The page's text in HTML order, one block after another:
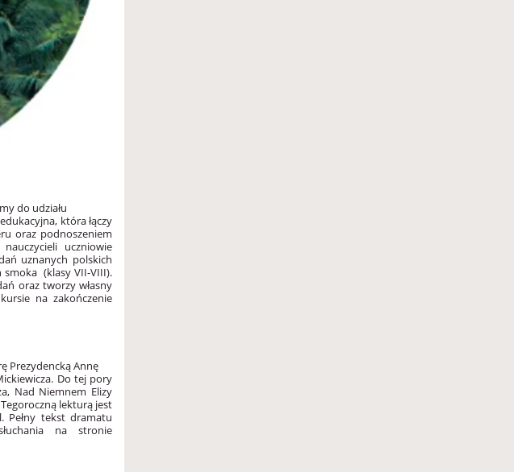
do udziału
która łączy
oraz podnoszeniem
uczniowie
uznanych polskich
(klasy VII-VIII).
oraz tworzy własny
na zakończenie
Prezydencką Annę
Do tej pory
Nad Niemnem Elizy
Tegoroczną lekturą jest
Pełny tekst dramatu
na stronie